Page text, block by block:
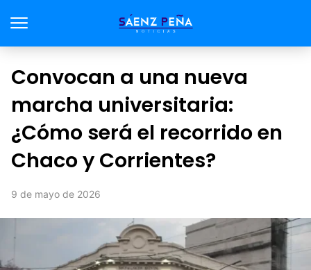
Convocan a una nueva
marcha universitaria:
¿Cómo será el recorrido en
Chaco y Corrientes?
9 de mayo de 2026